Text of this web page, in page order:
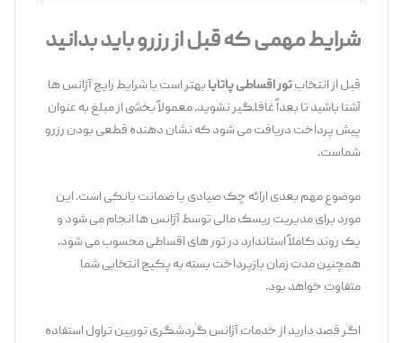
شرایط مهمی که قبل از رزرو باید بدانید
قبل از انتخابتور اقساطی پاتایابهتر است با شرایط رایج آژانس ‌ها
آشنا باشید تا بعداً غافلگیر نشوید. معمولاً بخشی از مبلغ به عنوان
پیش ‌پرداخت دریافت می‌ شود که نشان‌ دهنده قطعی بودن رزرو
شماست.
موضوع مهم بعدی ارائه چک صیادی یا ضمانت بانکی است. این
مورد برای مدیریت ریسک مالی توسط آژانس ‌ها انجام می ‌شود و
یک روند کاملاً استاندارد در تور های اقساطی محسوب می ‌شود.
همچنین مدت زمان بازپرداخت بسته به پکیج انتخابی شما
متفاوت خواهد بود.
اگر قصد دارید از خدمات آژانس گردشگری توربین تراول استفاده